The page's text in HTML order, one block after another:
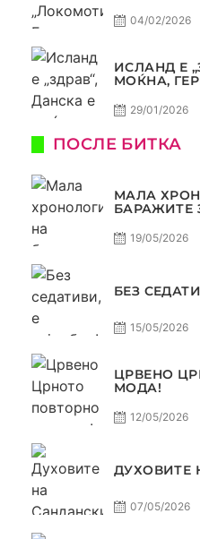
04/02/2026
ИСЛАНД Е
МОЌНА,
29/01/2026
ПОСЛЕ БИТКА
МАЛА
БАРАЖИТЕ
19/05/2026
БЕЗ
15/05/2026
ЦРВЕНО
МОДА!
12/05/2026
ДУХОВИТЕ
07/05/2026